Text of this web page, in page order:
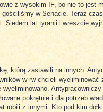
z wysokim IF, bo nie to jest
w Senacie. Teraz
Siedem lat tyranii i wreszcie
którą zastawili na innych.
w rw chcieli wyeliminować
pokrętnie i dla potrzeb
robili z innymi. Kto pod kim